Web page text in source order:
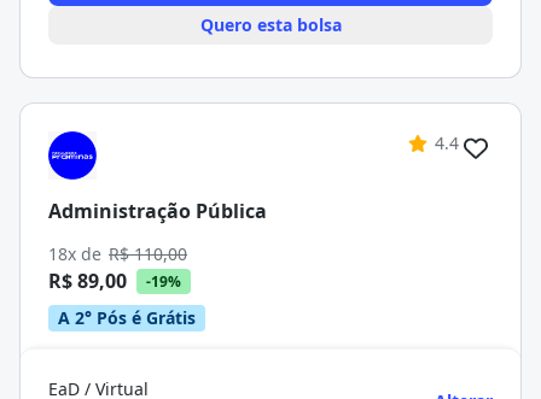
Quero esta bolsa
4.4
Administração Pública
18x de R$ 110,00
R$ 89,00 -19%
A 2° Pós é Grátis
EaD / Virtual